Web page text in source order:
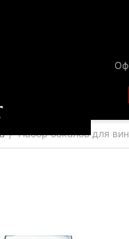
/ Набор бокалов для